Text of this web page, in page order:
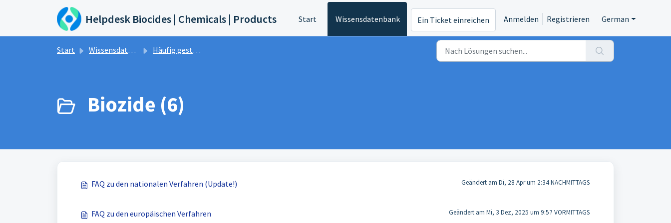
Zum hauptsächlichen Inhalt gehen
Helpdesk Biocides | Chemicals | Products Start Wissensdatenbank Ein Ticket einreichen Anmelden Registrieren German
Start Wissensdatenbank Häufig gestellte Fragen und Antworten
Biozide (6)
FAQ zu den nationalen Verfahren (Update!) Geändert am Di, 28 Apr um 2:34 NACHMITTAGS
FAQ zu den europäischen Verfahren Geändert am Mi, 3 Dez, 2025 um 9:57 VORMITTAGS